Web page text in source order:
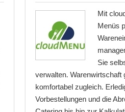
Mit
Menüs
Sie
verwalten. Warenwirtschaft
komfortabel zugleich.
Vorbestellungen und die